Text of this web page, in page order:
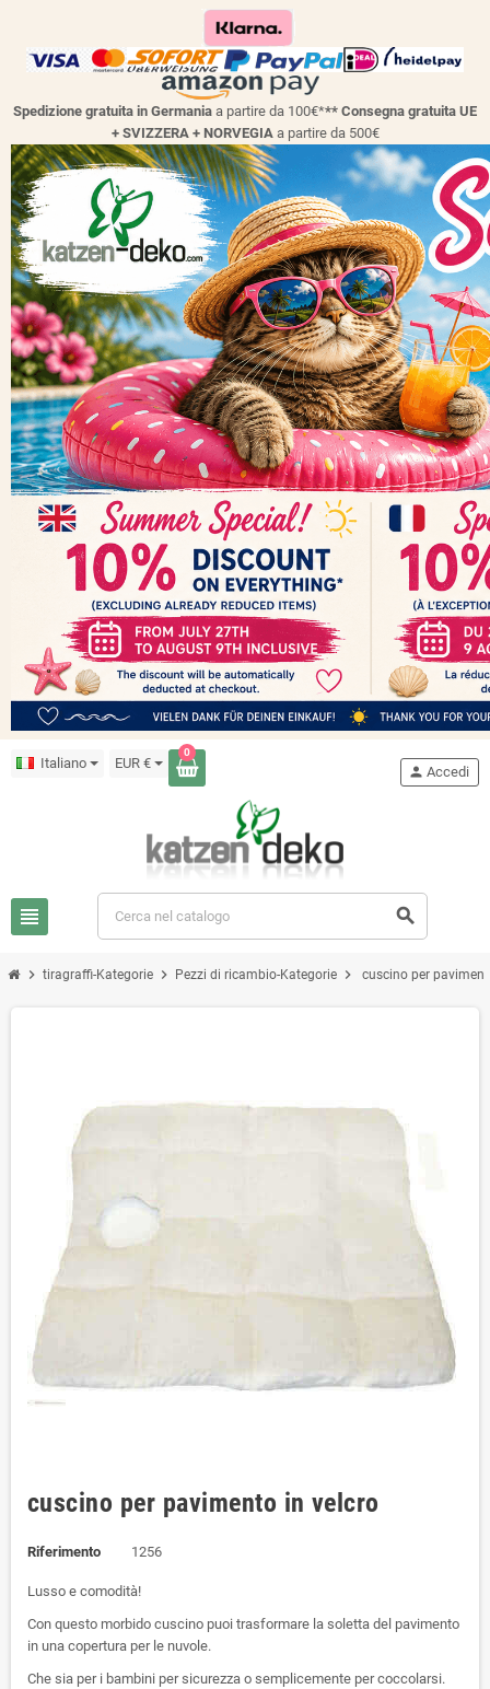
Spedizione gratuita in Germania a partire da 100€*** Consegna gratuita UE
+ SVIZZERA + NORVEGIAa partire da 500€
Italiano EUR €
0
view_headline search
person Accedi
chevron_right tiragraffi-Kategorie chevron_right Pezzi di ricambio-Kategorie chevron_right cuscino per
cuscino per pavimento in velcro
Riferimento 1256
Lusso e comodità!
Con questo morbido cuscino puoi trasformare la soletta del pavimento
in una copertura per le nuvole.
Che sia per i bambini per sicurezza o semplicemente per coccolarsi.